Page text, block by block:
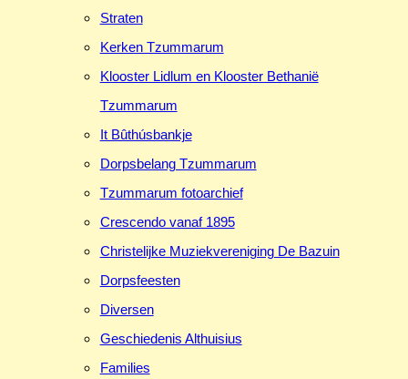
Straten
Kerken Tzummarum
Klooster Lidlum en Klooster Bethanië
Tzummarum
It Bûthúsbankje
Dorpsbelang Tzummarum
Tzummarum fotoarchief
Crescendo vanaf 1895
Christelijke Muziekvereniging De Bazuin
Dorpsfeesten
Diversen
Geschiedenis Althuisius
Families